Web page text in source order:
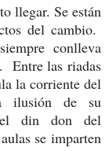
Se están
del cambio.
conlleva
Entre las riadas
la corriente del
ilusión de su
el din don del
se imparten